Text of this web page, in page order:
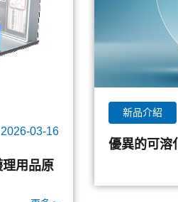
更多 >
2025年9
料趨勢研討